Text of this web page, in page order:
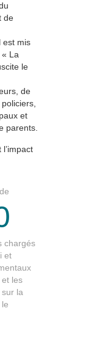
de
est mis
La
le
de
et
parents.
chargés
et
les
la